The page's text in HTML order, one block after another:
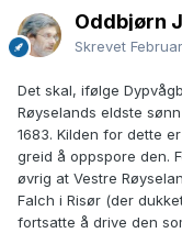
Oddbjørn
Skrevet
Det skal, ifølge
Røyselands eldste
1683. Kilden for dette
greid å oppspore den.
øvrig at Vestre
Falch i Risør (der
fortsatte å drive den